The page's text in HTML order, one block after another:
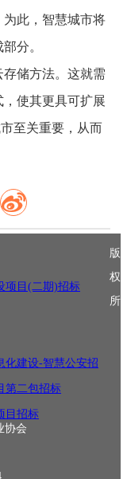
为此，智慧城市将
分。
储方法。这就需
使其更具可扩展
至关重要，从而
项目(二期)招标
化建设-智慧公安招
第二包招标
目招标
版
权
所
协会